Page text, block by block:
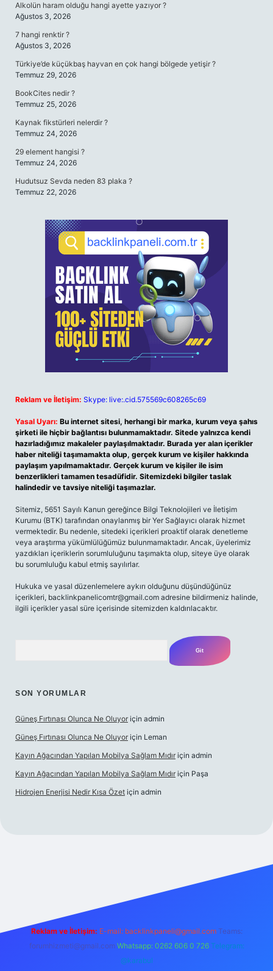
Alkolün haram olduğu hangi ayette yazıyor ?
Ağustos 3, 2026
7 hangi renktir ?
Ağustos 3, 2026
Türkiye’de küçükbaş hayvan en çok hangi bölgede yetişir ?
Temmuz 29, 2026
BookCites nedir ?
Temmuz 25, 2026
Kaynak fikstürleri nelerdir ?
Temmuz 24, 2026
29 element hangisi ?
Temmuz 24, 2026
Hudutsuz Sevda neden 83 plaka ?
Temmuz 22, 2026
Reklam ve İletişim: Skype: live:.cid.575569c608265c69
Yasal Uyarı: Bu internet sitesi, herhangi bir marka, kurum veya şahıs
şirketi ile hiçbir bağlantısı bulunmamaktadır. Sitede yalnızca kendi
hazırladığımız makaleler paylaşılmaktadır. Burada yer alan içerikler
haber niteliği taşımamakta olup, gerçek kurum ve kişiler hakkında
paylaşım yapılmamaktadır. Gerçek kurum ve kişiler ile isim
benzerlikleri tamamen tesadüfidir. Sitemizdeki bilgiler taslak
halindedir ve tavsiye niteliği taşımazlar.
Sitemiz, 5651 Sayılı Kanun gereğince Bilgi Teknolojileri ve İletişim
Kurumu (BTK) tarafından onaylanmış bir Yer Sağlayıcı olarak hizmet
vermektedir. Bu nedenle, sitedeki içerikleri proaktif olarak denetleme
veya araştırma yükümlülüğümüz bulunmamaktadır. Ancak, üyelerimiz
yazdıkları içeriklerin sorumluluğunu taşımakta olup, siteye üye olarak
bu sorumluluğu kabul etmiş sayılırlar.
Hukuka ve yasal düzenlemelere aykırı olduğunu düşündüğünüz
içerikleri, backlinkpanelicomtr@gmail.com adresine bildirmeniz halinde,
ilgili içerikler yasal süre içerisinde sitemizden kaldırılacaktır.
SON YORUMLAR
Güneş Fırtınası Olunca Ne Oluyor için admin
Güneş Fırtınası Olunca Ne Oluyor için Leman
Kayın Ağacından Yapılan Mobilya Sağlam Mıdır için admin
Kayın Ağacından Yapılan Mobilya Sağlam Mıdır için Paşa
Hidrojen Enerjisi Nedir Kısa Özet için admin
https://www.betexper.xyz/
Reklam ve İletişim: E-mail: backlinkpaneli@gmail.com Teams:
forumhizmeti@gmail.com Whatsapp: 0262 606 0 726 Telegram:
@karabul